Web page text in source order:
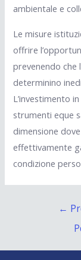
ambientale e
Le misure
offrire
prevenendo che
determinino
L’investimento
strumenti eque
dimensione
effettivamente
condizione
←